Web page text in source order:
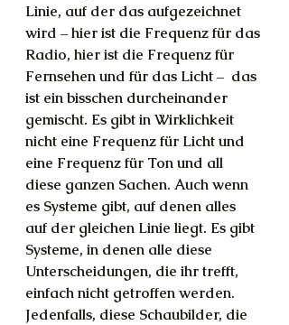
Linie, auf der das aufgezeichnet
wird – hier ist die Frequenz für das
Radio, hier ist die Frequenz für
Fernsehen und für das Licht –  das
ist ein bisschen durcheinander
gemischt. Es gibt in Wirklichkeit
nicht eine Frequenz für Licht und
eine Frequenz für Ton und all
diese ganzen Sachen. Auch wenn
es Systeme gibt, auf denen alles
auf der gleichen Linie liegt. Es gibt
Systeme, in denen alle diese
Unterscheidungen, die ihr trefft,
einfach nicht getroffen werden.
Jedenfalls, diese Schaubilder, die